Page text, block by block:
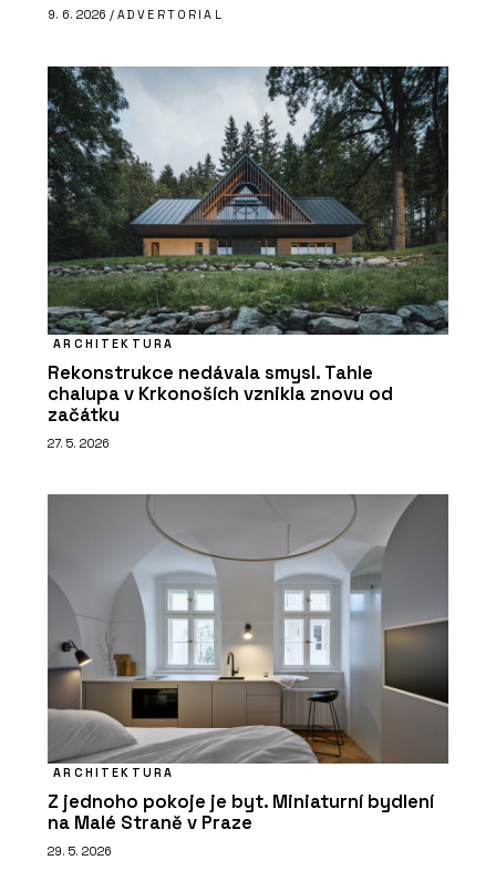
9. 6. 2026 / ADVERTORIAL
ARCHITEKTURA
Rekonstrukce nedávala smysl. Tahle
chalupa v Krkonoších vznikla znovu od
začátku
27. 5. 2026
ARCHITEKTURA
Z jednoho pokoje je byt. Miniaturní bydlení
na Malé Straně v Praze
29. 5. 2026